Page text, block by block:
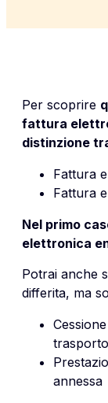
Per scoprire
fattura
distinzione
Fattura
Fattura
Nel primo
elettronica
Potrai anche
differita, ma
trasporto
annessa